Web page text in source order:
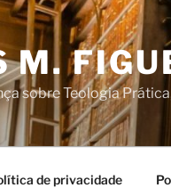
M.
sobre Teologia
de privacidade